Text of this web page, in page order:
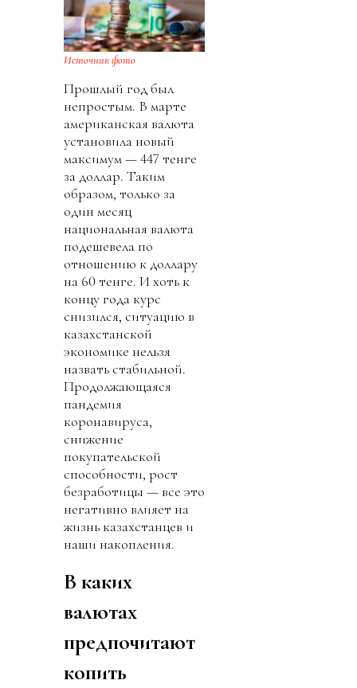
Источник фото
Прошлый год был
непростым. В марте
американская валюта
установила новый
максимум — 447 тенге
за доллар. Таким
образом, только за
один месяц
национальная валюта
подешевела по
отношению к доллару
на 60 тенге. И хоть к
концу года курс
снизился, ситуацию в
казахстанской
экономике нельзя
назвать стабильной.
Продолжающаяся
пандемия
коронавируса,
снижение
покупательской
способности, рост
безработицы — все это
негативно влияет на
жизнь казахстанцев и
наши накопления.
В каких
валютах
предпочитают
копить